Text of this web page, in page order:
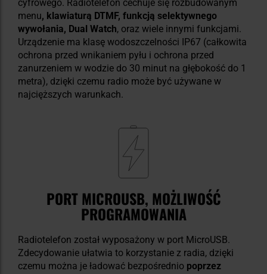
cyfrowego. Radiotelefon cechuje się rozbudowanym
menu, klawiaturą DTMF, funkcją selektywnego
wywołania, Dual Watch, oraz wiele innymi funkcjami.
Urządzenie ma klasę wodoszczelności IP67 (całkowita
ochrona przed wnikaniem pyłu i ochrona przed
zanurzeniem w wodzie do 30 minut na głębokość do 1
metra), dzięki czemu radio może być używane w
najcięższych warunkach.
PORT MICROUSB, MOŻLIWOŚĆ
PROGRAMOWANIA
Radiotelefon został wyposażony w port MicroUSB.
Zdecydowanie ułatwia to korzystanie z radia, dzięki
czemu można je ładować bezpośrednio poprzez